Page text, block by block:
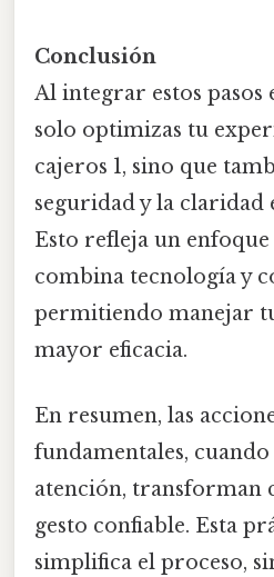
Conclusión
Al integrar estos pasos
solo optimizas tu
cajeros 1, sino que
seguridad y la claridad
Esto refleja un
combina tecnología y
permitiendo manejar
mayor eficacia.
En resumen, las
fundamentales,
atención, transforman
gesto confiable. Esta
simplifica el proceso,